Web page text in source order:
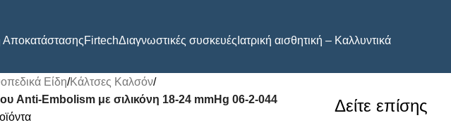
ΑποκατάστασηςFirtechΔιαγνωστικές συσκευές Ιατρική αισθητική – Καλλυντικά
Είδη/Κάλτσες Καλσόν/
Anti-Embolism με σιλικόνη 18-24 mmHg 06-2-044
Δείτε επίσης